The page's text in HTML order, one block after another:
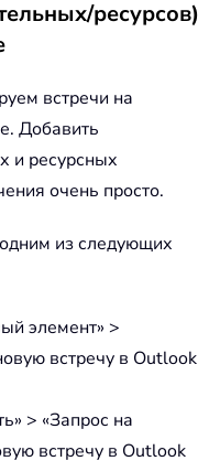
ресурсов)
встречи на
Добавить
и ресурсных
очень просто.
из следующих
элемент» >
встречу в Outlook
> «Запрос на
встречу в Outlook